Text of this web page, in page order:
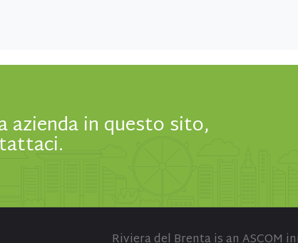
azienda in questo sito,